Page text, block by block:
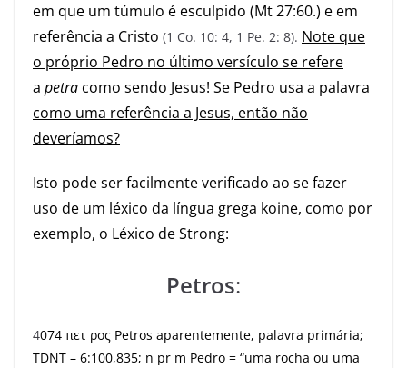
em que um túmulo é esculpido (Mt 27:60.) e em
referência a Cristo (1 Co. 10: 4, 1 Pe. 2: 8). Note que
o próprio Pedro no último versículo se refere
a petra como sendo Jesus! Se Pedro usa a palavra
como uma referência a Jesus, então não
deveríamos?
Isto pode ser facilmente verificado ao se fazer
uso de um léxico da língua grega koine, como por
exemplo, o Léxico de Strong:
Petros:
4074 πετ ρος Petros aparentemente, palavra primária;
TDNT – 6:100,835; n pr m Pedro = “uma rocha ou uma